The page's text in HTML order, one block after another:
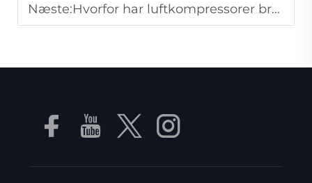
Næste:Hvorfor har luftkompressorer brug for trykmålere, og hvordan læses de korrekt?